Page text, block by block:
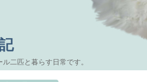
二匹と暮らす日常です。